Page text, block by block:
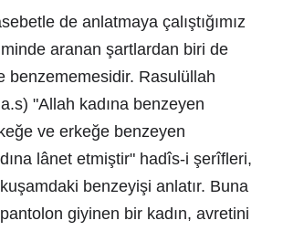
de anlatmaya çalıştığımız
aranan şartlardan biri de
benzememesidir. Rasulüllah
"Allah kadına benzeyen
ve erkeğe benzeyen
lânet etmiştir" hadîs-i şerîfleri,
benzeyişi anlatır. Buna
giyinen bir kadın, avretini